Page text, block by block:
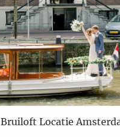
Bruiloft Locatie